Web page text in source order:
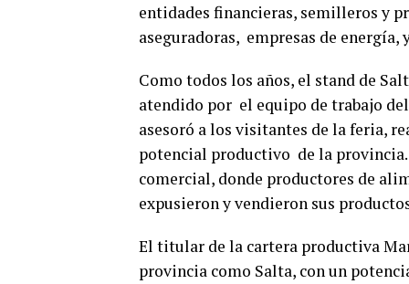
entidades financieras, semilleros y
aseguradoras, empresas de
Como todos los años, el stand de
atendido por el equipo de trabajo
asesoró a los visitantes de la feria,
potencial productivo de la
comercial, donde productores de
expusieron y vendieron sus
El titular de la cartera productiva
provincia como Salta, con un